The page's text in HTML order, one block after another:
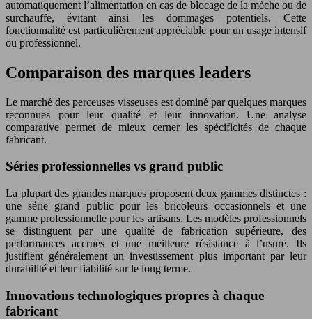
automatiquement l’alimentation en cas de blocage de la mèche ou de
surchauffe, évitant ainsi les dommages potentiels. Cette
fonctionnalité est particulièrement appréciable pour un usage intensif
ou professionnel.
Comparaison des marques leaders
Le marché des perceuses visseuses est dominé par quelques marques
reconnues pour leur qualité et leur innovation. Une analyse
comparative permet de mieux cerner les spécificités de chaque
fabricant.
Séries professionnelles vs grand public
La plupart des grandes marques proposent deux gammes distinctes :
une série grand public pour les bricoleurs occasionnels et une
gamme professionnelle pour les artisans. Les modèles professionnels
se distinguent par une qualité de fabrication supérieure, des
performances accrues et une meilleure résistance à l’usure. Ils
justifient généralement un investissement plus important par leur
durabilité et leur fiabilité sur le long terme.
Innovations technologiques propres à chaque
fabricant